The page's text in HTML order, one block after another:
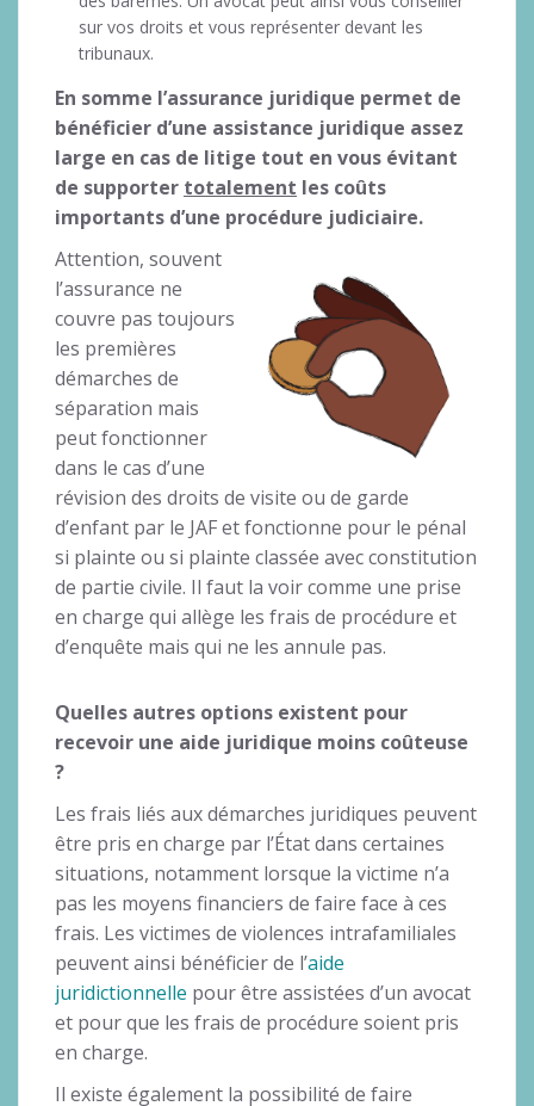
sur vos droits et vous représenter devant les
tribunaux.
En somme l’assurance juridique permet de
bénéficier d’une assistance juridique assez
large en cas de litige tout en vous évitant
de supporter totalement les coûts
importants d’une procédure judiciaire.
Attention, souvent
l’assurance ne
couvre pas toujours
les premières
démarches de
séparation mais
peut fonctionner
dans le cas d’une
révision des droits de visite ou de garde
d’enfant par le JAF et fonctionne pour le pénal
si plainte ou si plainte classée avec constitution
de partie civile. Il faut la voir comme une prise
en charge qui allège les frais de procédure et
d’enquête mais qui ne les annule pas.
Quelles autres options existent pour
recevoir une aide juridique moins coûteuse
?
Les frais liés aux démarches juridiques peuvent
être pris en charge par l’État dans certaines
situations, notamment lorsque la victime n’a
pas les moyens financiers de faire face à ces
frais. Les victimes de violences intrafamiliales
peuvent ainsi bénéficier de l’aide
juridictionnelle pour être assistées d’un avocat
et pour que les frais de procédure soient pris
en charge.
Il existe également la possibilité de faire